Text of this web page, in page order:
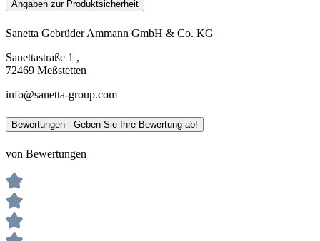
Angaben zur Produktsicherheit
Sanetta Gebrüder Ammann GmbH & Co. KG
Sanettastraße 1 ,
72469 Meßstetten
info@sanetta-group.com
Bewertungen - Geben Sie Ihre Bewertung ab!
von Bewertungen